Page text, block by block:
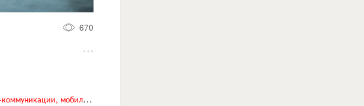
670
Digital (web-дизайн, интернет-реклама и продвижение, интернет-сообщества и блоги, интернет-коммуникации, мобильный маркетинг, реклама на цифровых экранах)